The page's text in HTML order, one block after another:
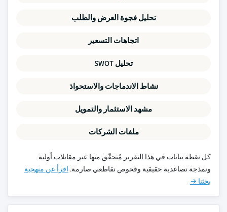
تحليل فجوة العرض والطلب
اتجاهات التسعير
تحليل SWOT
نشاط الاندماجات والاستحواذ
مشهد الاستثمار والتمويل
ملفات الشركات
كل نقطة بيانات في هذا التقرير مُتحقّق منها عبر مقابلات أولية
ونمذجة تصاعدية حقيقية وفحوص تقاطعي صارمة. اقرأ عن منهجية
بحثنا →